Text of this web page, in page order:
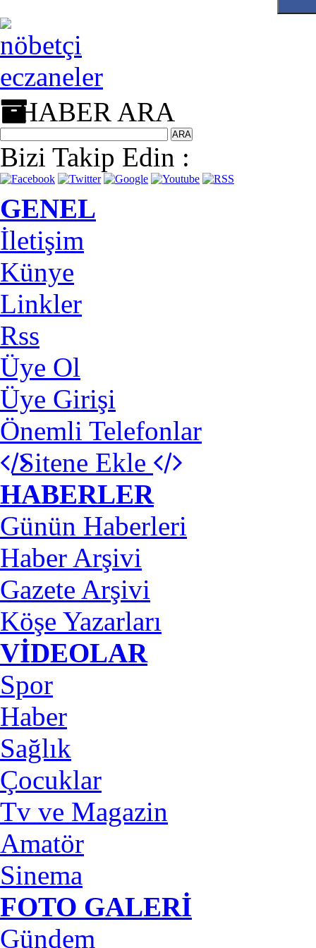
HABER ARA
Bizi Takip Edin :
GENEL
İletişim
Künye
Linkler
Rss
Üye Ol
Üye Girişi
Önemli Telefonlar
Sitene Ekle
HABERLER
Günün Haberleri
Haber Arşivi
Gazete Arşivi
Köşe Yazarları
VİDEOLAR
Spor
Haber
Sağlık
Çocuklar
Tv ve Magazin
Amatör
Sinema
FOTO GALERİ
Gündem